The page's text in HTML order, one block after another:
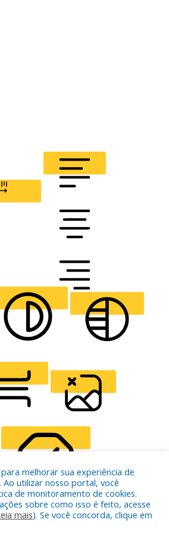
ALIGN TEXT
HIGH CONTRAST
MASK HIDE IMAGES
STOP ANIMATIONS
melhorar sua experiência de
utilizar nosso portal, você
de monitoramento de cookies.
sobre como isso é feito, acesse
mais). Se você concorda, clique em